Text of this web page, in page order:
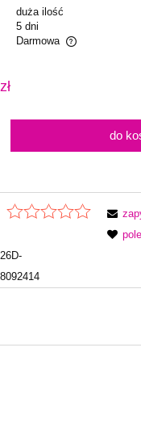
duża ilość
5 dni
Darmowa
kosztów
do